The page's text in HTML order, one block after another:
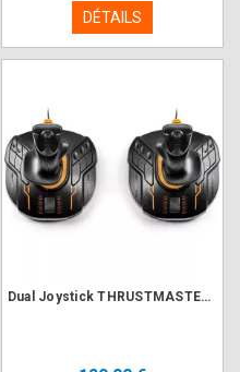
DÉTAILS
Dual Joystick THRUSTMASTER T.16000M FCS SPACE SIM DUO